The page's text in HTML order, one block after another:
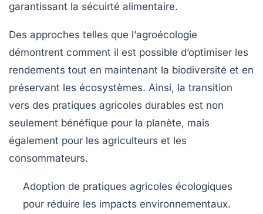
garantissant la sécuirté alimentaire.
Des approches telles que l’agroécologie
démontrent comment il est possible d’optimiser les
rendements tout en maintenant la biodiversité et en
préservant les écosystèmes. Ainsi, la transition
vers des pratiques agricoles durables est non
seulement bénéfique pour la planète, mais
également pour les agriculteurs et les
consommateurs.
Adoption de pratiques agricoles écologiques
pour réduire les impacts environnementaux.